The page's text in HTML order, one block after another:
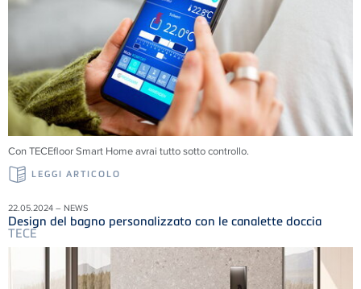
Con TECEfloor Smart Home avrai tutto sotto controllo.
LEGGI ARTICOLO
22.05.2024 – NEWS
Design del bagno personalizzato con le canalette doccia
TECE